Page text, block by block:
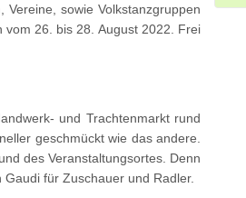
sowie Volkstanzgruppen
26. bis 28. August 2022. Frei
und Trachtenmarkt rund
geschmückt wie das andere.
des Veranstaltungsortes. Denn
für Zuschauer und Radler.